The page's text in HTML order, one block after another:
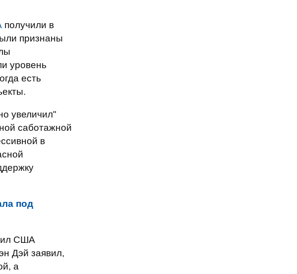
получили в
признаны
уровень
есть
увеличил"
саботажной
в
под
США
Дэй заявил,
а